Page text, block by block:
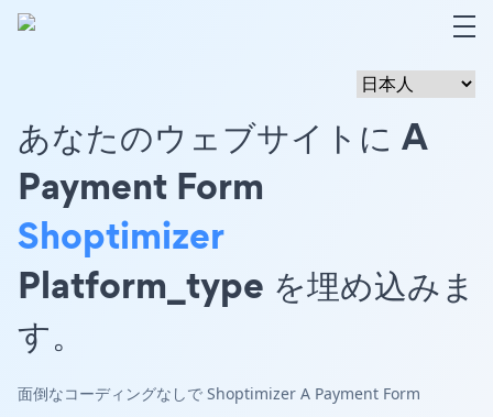
あなたのウェブサイトに A
Payment Form
Shoptimizer
Platform_type を埋め込みま
す。
面倒なコーディングなしで Shoptimizer A Payment Form